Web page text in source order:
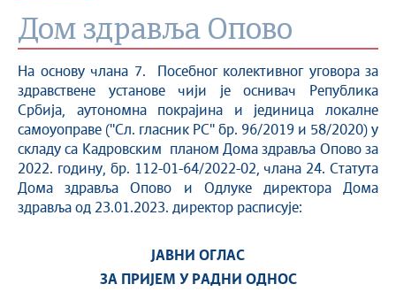
Дом здравља Опово
На основу члана 7. Посебног колективног уговора за
здравствене установе чији је оснивач Република
Србија, aутономна покрајина и јединица локалне
самоуоправе (''Сл. гласник РС'' бр. 96/2019 и 58/2020) у
складу са Кадровским планом Дома здравља Опово за
2022. годину, бр. 112-01-64/2022-02, члана 24. Статута
Дома здравља Опово и Одлуке директора Дома
здравља од 23.01.2023. директор расписује:
ЈАВНИ ОГЛАС
ЗА ПРИЈЕМ У РАДНИ ОДНОС